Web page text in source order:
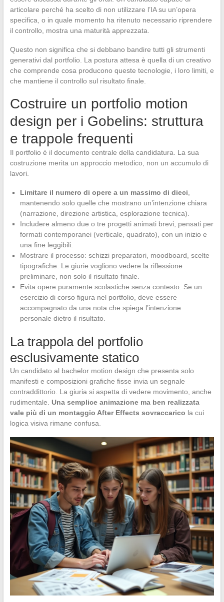
articolare perché ha scelto di non utilizzare l’IA su un’opera
specifica, o in quale momento ha ritenuto necessario riprendere
il controllo, mostra una maturità apprezzata.
Questo non significa che si debbano bandire tutti gli strumenti
generativi dal portfolio. La postura attesa è quella di un creativo
che comprende cosa producono queste tecnologie, i loro limiti, e
che mantiene il controllo sul risultato finale.
Costruire un portfolio motion
design per i Gobelins: struttura
e trappole frequenti
Il portfolio è il documento centrale della candidatura. La sua
costruzione merita un approccio metodico, non un accumulo di
lavori.
Limitare il numero di opere a un massimo di dieci
mantenendo solo quelle che mostrano un’intenzione chiara
(narrazione, direzione artistica, esplorazione tecnica).
Includere almeno due o tre progetti animati brevi, pensati per
formati contemporanei (verticale, quadrato), con un inizio e
una fine leggibili.
Mostrare il processo: schizzi preparatori, moodboard, scelte
tipografiche. Le giurie vogliono vedere la riflessione
preliminare, non solo il risultato finale.
Evita opere puramente scolastiche senza contesto. Se un
esercizio di corso figura nel portfolio, deve essere
accompagnato da una nota che spiega l’intenzione
personale dietro il risultato.
La trappola del portfolio
esclusivamente statico
Un candidato al bachelor motion design che presenta solo
manifesti e composizioni grafiche fisse invia un segnale
contraddittorio. La giuria si aspetta di vedere movimento, anche
rudimentale. Una semplice animazione ma ben realizzata
vale più di un montaggio After Effects sovraccarico la cui
logica visiva rimane confusa.